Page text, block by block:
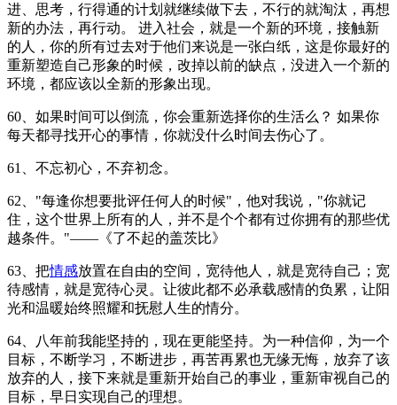
进、思考，行得通的计划就继续做下去，不行的就淘汰，再想
新的办法，再行动。 进入社会，就是一个新的环境，接触新
的人，你的所有过去对于他们来说是一张白纸，这是你最好的
重新塑造自己形象的时候，改掉以前的缺点，没进入一个新的
环境，都应该以全新的形象出现。
60、如果时间可以倒流，你会重新选择你的生活么？ 如果你
每天都寻找开心的事情，你就没什么时间去伤心了。
61、不忘初心，不弃初念。
62、"每逢你想要批评任何人的时候"，他对我说，"你就记
住，这个世界上所有的人，并不是个个都有过你拥有的那些优
越条件。"——《了不起的盖茨比》
63、把情感放置在自由的空间，宽待他人，就是宽待自己；宽
待感情，就是宽待心灵。让彼此都不必承载感情的负累，让阳
光和温暖始终照耀和抚慰人生的情分。
64、八年前我能坚持的，现在更能坚持。为一种信仰，为一个
目标，不断学习，不断进步，再苦再累也无缘无悔，放弃了该
放弃的人，接下来就是重新开始自己的事业，重新审视自己的
目标，早日实现自己的理想。